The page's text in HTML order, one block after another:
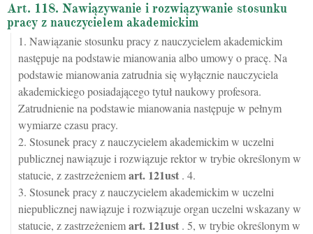
Art. 118. Nawiązywanie i rozwiązywanie stosunku
pracy z nauczycielem akademickim
1. Nawiązanie stosunku pracy z nauczycielem akademickim
następuje na podstawie mianowania albo umowy o pracę. Na
podstawie mianowania zatrudnia się wyłącznie nauczyciela
akademickiego posiadającego tytuł naukowy profesora.
Zatrudnienie na podstawie mianowania następuje w pełnym
wymiarze czasu pracy.
2. Stosunek pracy z nauczycielem akademickim w uczelni
publicznej nawiązuje i rozwiązuje rektor w trybie określonym w
statucie, z zastrzeżeniemart. 121ust . 4.
3. Stosunek pracy z nauczycielem akademickim w uczelni
niepublicznej nawiązuje i rozwiązuje organ uczelni wskazany w
statucie, z zastrzeżeniemart. 121ust . 5, w trybie określonym w